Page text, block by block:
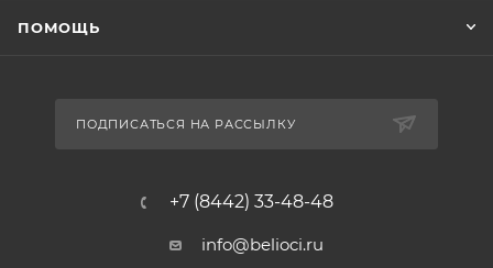
ПОМОЩЬ
ПОДПИСАТЬСЯ НА РАССЫЛКУ
+7 (8442) 33-48-48
info@belioci.ru